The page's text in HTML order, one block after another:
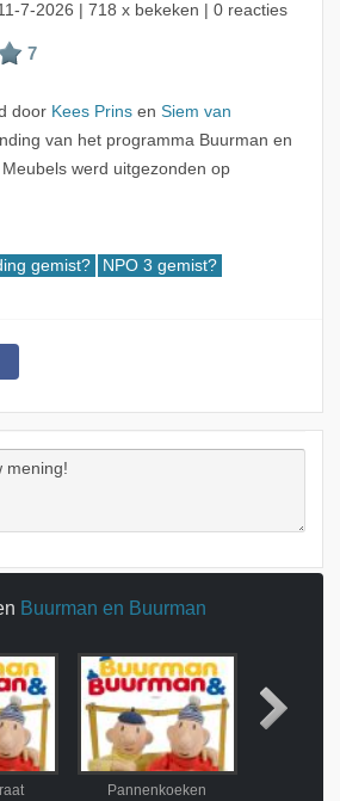
7-2026 | 718 x bekeken | 0 reacties
door Kees Prinsen Siem van
van het programma Buurman en
werd uitgezonden op
gemist? NPO 3 gemist?
Buurman en Buurman
Pannenkoeken